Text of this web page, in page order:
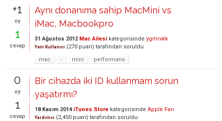
+1
oy
1
cevap
Aynı donanıma sahip MacMini vs
iMac, Macbookpro
31 Ağustos 2012 Mac Ailesi kategorisinde ygmrvkk
Yeni Kullanıcı (270 puan) tarafından soruldu
mac
- mini performans
0
oy
1
cevap
Bir cihazda iki ID kullanmam sorun
yaşatırmı?
18 Kasım 2014 iTunes Store kategorisinde Apple Fan
Yardımcı (2,450 puan) tarafından soruldu